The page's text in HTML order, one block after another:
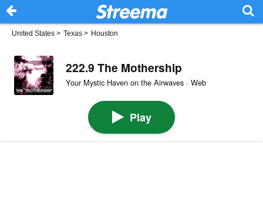
United States > Texas > Houston
222.9 The Mothership
Your Mystic Haven on the Airwaves · Web
Play